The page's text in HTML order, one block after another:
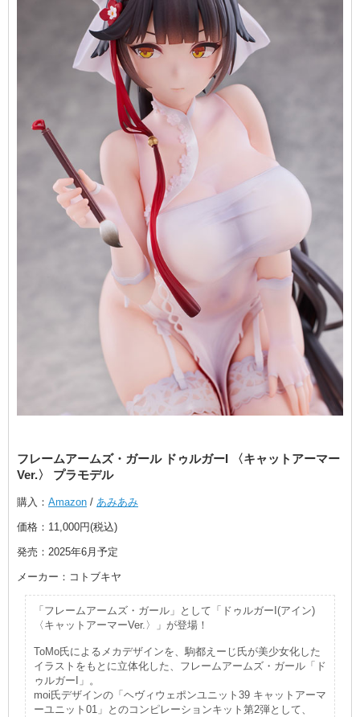
フレームアームズ・ガール ドゥルガーI 〈キャットアーマー
Ver.〉 プラモデル
購入： Amazon / あみあみ
価格：11,000円(税込)
発売：2025年6月予定
メーカー：コトブキヤ
「フレームアームズ・ガール」として「ドゥルガーI(アイン)
〈キャットアーマーVer.〉」が登場！
ToMo氏によるメカデザインを、駒都えーじ氏が美少女化した
イラストをもとに立体化した、フレームアームズ・ガール「ド
ゥルガーI」。
moi氏デザインの「ヘヴィウェポンユニット39 キャットアーマ
ーユニット01」とのコンピレーションキット第2弾として、